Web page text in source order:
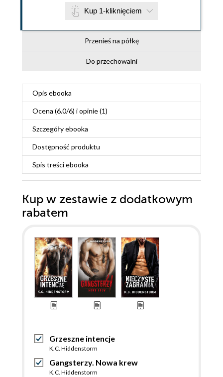
Kup 1-kliknięciem
Przenieś na półkę
Do przechowalni
Opis ebooka
Ocena (6.0/6) i opinie (1)
Szczegółyebooka
Dostępność produktu
Spis treściebooka
Kup w zestawie z dodatkowym
rabatem
Grzeszne intencje
K.C. Hiddenstorm
Gangsterzy. Nowa krew
K.C. Hiddenstorm